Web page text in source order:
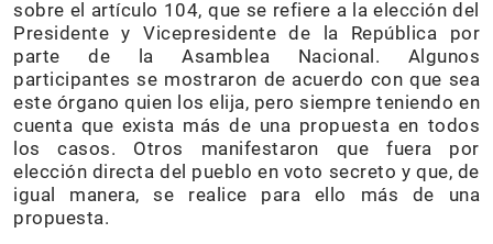
sobre el artículo 104, que se refiere a la elección del
Presidente y Vicepresidente de la República por
parte de la Asamblea Nacional. Algunos
participantes se mostraron de acuerdo con que sea
este órgano quien los elija, pero siempre teniendo en
cuenta que exista más de una propuesta en todos
los casos. Otros manifestaron que fuera por
elección directa del pueblo en voto secreto y que, de
igual manera, se realice para ello más de una
propuesta.